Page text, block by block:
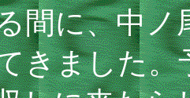
間に、中ノ
きました。